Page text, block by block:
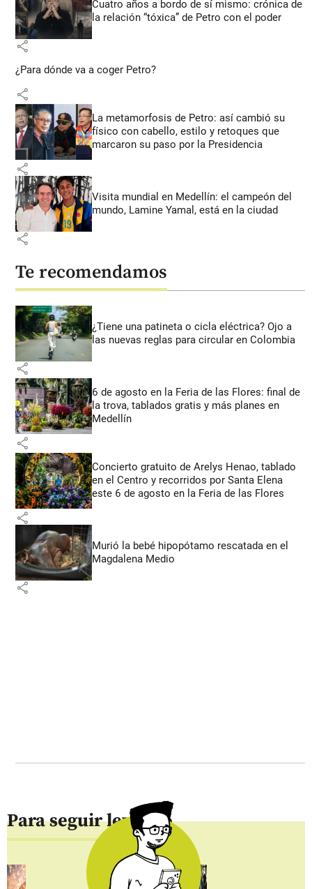
Cuatro años a bordo de sí mismo: crónica de
la relación “tóxica” de Petro con el poder
share
¿Para dónde va a coger Petro?
share
La metamorfosis de Petro: así cambió su
físico con cabello, estilo y retoques que
marcaron su paso por la Presidencia
share
Visita mundial en Medellín: el campeón del
mundo, Lamine Yamal, está en la ciudad
share
Te recomendamos
¿Tiene una patineta o cicla eléctrica? Ojo a
las nuevas reglas para circular en Colombia
share
6 de agosto en la Feria de las Flores: final de
la trova, tablados gratis y más planes en
Medellín
share
Concierto gratuito de Arelys Henao, tablado
en el Centro y recorridos por Santa Elena
este 6 de agosto en la Feria de las Flores
share
Murió la bebé hipopótamo rescatada en el
Magdalena Medio
share
Para seguir leyendo